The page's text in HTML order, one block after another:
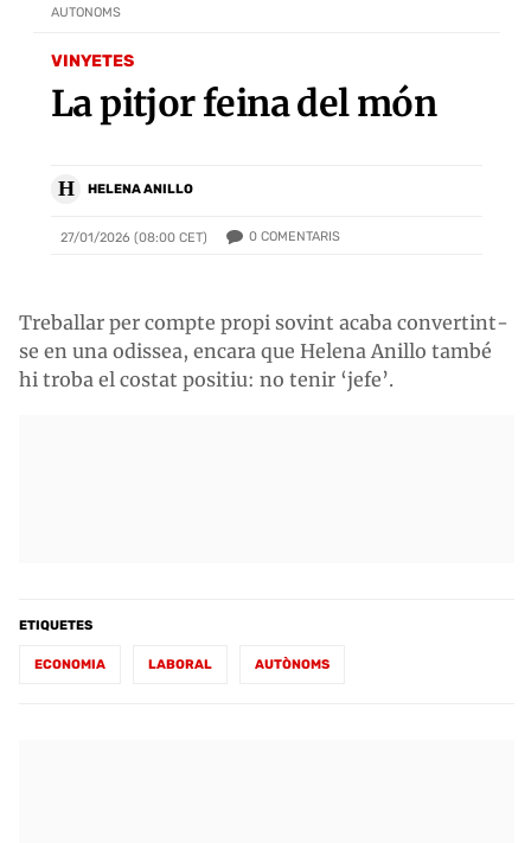
VINYETES
La pitjor feina del món
H HELENA ANILLO
27/01/2026 (08:00 CET) 0 COMENTARIS
AUTONOMS
Treballar per compte propi sovint acaba convertint-
se en una odissea, encara que Helena Anillo també
hi troba el costat positiu: no tenir ‘jefe’.
ETIQUETES
ECONOMIA LABORAL AUTÒNOMS